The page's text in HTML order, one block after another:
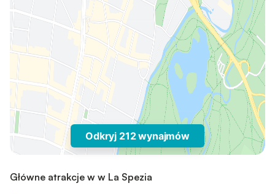
Odkryj 212 wynajmów
Główne atrakcje w w La Spezia